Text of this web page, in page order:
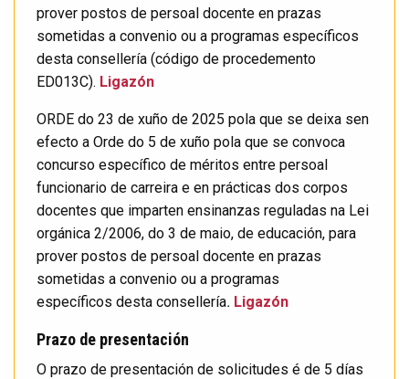
prover postos de persoal docente en prazas
sometidas a convenio ou a programas específicos
desta consellería (código de procedemento
ED013C). Ligazón
ORDE do 23 de xuño de 2025 pola que se deixa sen
efecto a Orde do 5 de xuño pola que se convoca
concurso específico de méritos entre persoal
funcionario de carreira e en prácticas dos corpos
docentes que imparten ensinanzas reguladas na Lei
orgánica 2/2006, do 3 de maio, de educación, para
prover postos de persoal docente en prazas
sometidas a convenio ou a programas
específicos desta consellería. Ligazón
Prazo de presentación
O prazo de presentación de solicitudes é de 5 días